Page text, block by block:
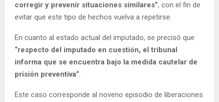
corregir y prevenir situaciones similares”, con el fin de
evitar que este tipo de hechos vuelva a repetirse.
En cuanto al estado actual del imputado, se precisó que
“respecto del imputado en cuestión, el tribunal
informa que se encuentra bajo la medida cautelar de
prisión preventiva”.
Este caso corresponde al noveno episodio de liberaciones